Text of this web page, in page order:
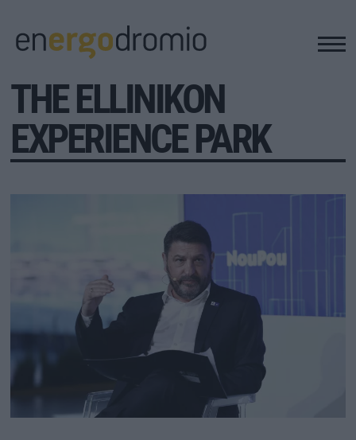
ΥΠΟΔΟΜΕΣ
REAL ESTATE
ΜΕΤΑΦΟΡΕΣ - ΗΛΕΚΤΡΟΚΙΝΗΣΗ
ΨΗΦΙΑΚΟΣ ΚΟΣΜΟΣ
ΟΙΚΟΝΟΜΙΑ - ΕΠΙΧΕΙΡΗΣΕΙΣ
THE ELLINIKON
EXPERIENCE PARK